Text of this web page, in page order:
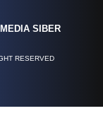
SIBER
RESERVED